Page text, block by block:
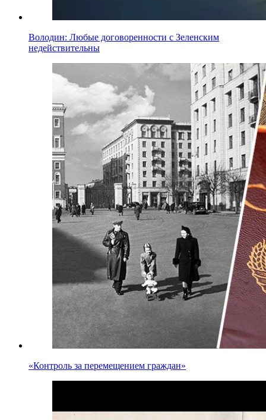
Володин: Любые договоренности с Зеленским
недействительны
«Контроль за перемещением граждан»